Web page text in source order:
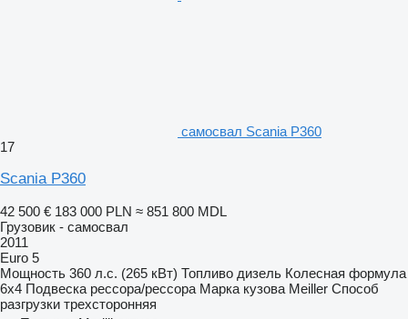
самосвал Scania P360
17
Scania P360
42 500 € 183 000 PLN ≈ 851 800 MDL
Грузовик - самосвал
2011
Euro 5
Мощность 360 л.с. (265 кВт) Топливо дизель Колесная формула
6x4 Подвеска рессора/рессора Марка кузова Meiller Способ
разгрузки трехсторонняя